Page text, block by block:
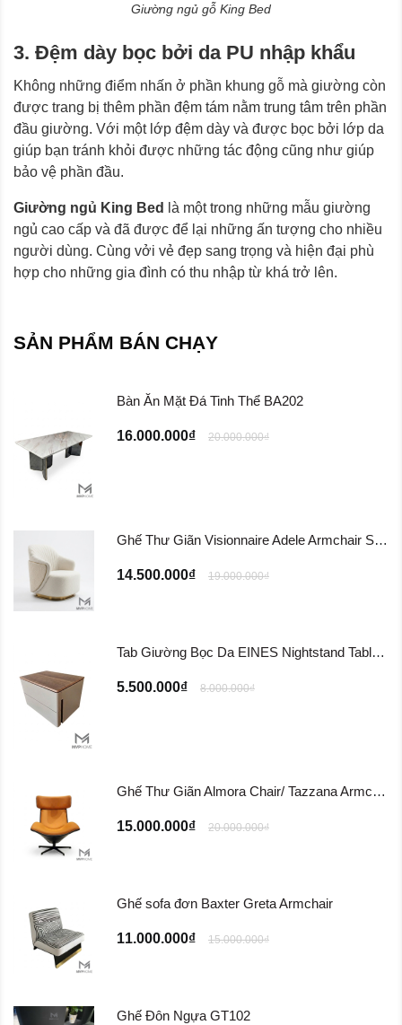
Giường ngủ gỗ King Bed
3. Đệm dày bọc bởi da PU nhập khẩu
Không những điểm nhấn ở phần khung gỗ mà giường còn
được trang bị thêm phần đệm tám nằm trung tâm trên phần
đầu giường. Với một lớp đệm dày và được bọc bởi lớp da
giúp bạn tránh khỏi được những tác động cũng như giúp
bảo vệ phần đầu.
Giường ngủ King Bed
là một trong những mẫu giường
ngủ cao cấp và đã được để lại những ấn tượng cho nhiều
người dùng. Cùng vởi vẻ đẹp sang trọng và hiện đại phù
hợp cho những gia đình có thu nhập từ khá trở lên.
SẢN PHẨM BÁN CHẠY
Bàn Ăn Mặt Đá Tinh Thể BA202
16.000.000₫ 20.000.000₫
Ghế Thư Giãn Visionnaire Adele Armchair SFD11
14.500.000₫ 19.000.000₫
Tab Giường Bọc Da EINES Nightstand Table TG122
5.500.000₫ 8.000.000₫
Ghế Thư Giãn Almora Chair/ Tazzana Armchair GTG11
15.000.000₫ 20.000.000₫
Ghế sofa đơn Baxter Greta Armchair
11.000.000₫ 15.000.000₫
Ghế Đôn Ngựa GT102